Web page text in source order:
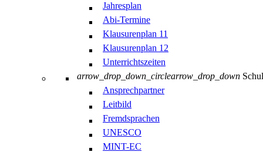
Jahresplan
Abi-Termine
Klausurenplan 11
Klausurenplan 12
Unterrichtszeiten
arrow_drop_down_circlearrow_drop_down
Ansprechpartner
Leitbild
Fremdsprachen
UNESCO
MINT-EC